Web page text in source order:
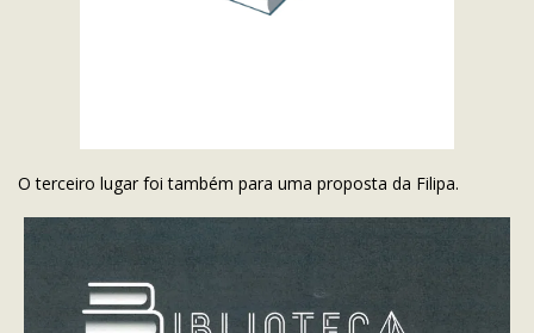
O terceiro lugar foi também para uma proposta da Filipa.